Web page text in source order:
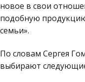
новое в свои
подобную
семьи».
По словам Сергея
выбирают